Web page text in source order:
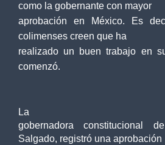
como la gobernante con mayor
aprobación en México. Es
colimenses creen que ha
realizado un buen trabajo en
comenzó.
La
gobernadora constitucional
Salgado, registró una aprobación